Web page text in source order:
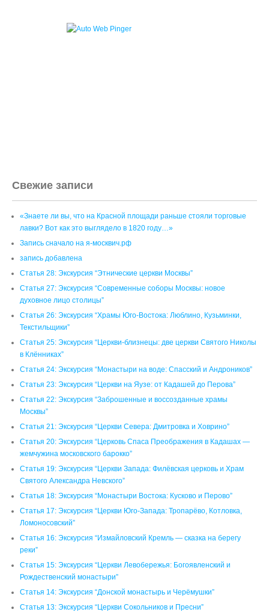
Свежие записи
«Знаете ли вы, что на Красной площади раньше стояли торговые
лавки? Вот как это выглядело в 1820 году…»
Запись сначало на я-москвич.рф
запись добавлена
Статья 28: Экскурсия “Этнические церкви Москвы”
Статья 27: Экскурсия “Современные соборы Москвы: новое
духовное лицо столицы”
Статья 26: Экскурсия “Храмы Юго-Востока: Люблино, Кузьминки,
Текстильщики”
Статья 25: Экскурсия “Церкви-близнецы: две церкви Святого Николы
в Клённиках”
Статья 24: Экскурсия “Монастыри на воде: Спасский и Андроников”
Статья 23: Экскурсия “Церкви на Яузе: от Кадашей до Перова”
Статья 22: Экскурсия “Заброшенные и воссозданные храмы
Москвы”
Статья 21: Экскурсия “Церкви Севера: Дмитровка и Ховрино”
Статья 20: Экскурсия “Церковь Спаса Преображения в Кадашах —
жемчужина московского барокко”
Статья 19: Экскурсия “Церкви Запада: Филёвская церковь и Храм
Святого Александра Невского”
Статья 18: Экскурсия “Монастыри Востока: Кусково и Перово”
Статья 17: Экскурсия “Церкви Юго-Запада: Тропарёво, Котловка,
Ломоносовский”
Статья 16: Экскурсия “Измайловский Кремль — сказка на берегу
реки”
Статья 15: Экскурсия “Церкви Левобережья: Богоявленский и
Рождественский монастыри”
Статья 14: Экскурсия “Донской монастырь и Черёмушки”
Статья 13: Экскурсия “Церкви Сокольников и Пресни”